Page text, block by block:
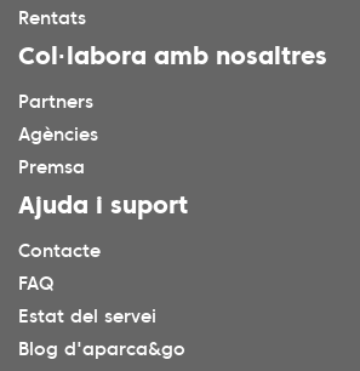
Rentats
Col·labora amb nosaltres
Partners
Agències
Premsa
Ajuda i suport
Contacte
FAQ
Estat del servei
Blog d'aparca&go